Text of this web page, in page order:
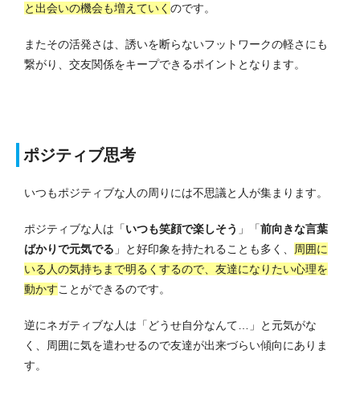
と出会いの機会も増えていく のです。
またその活発さは、誘いを断らないフットワークの軽さにも
繋がり、交友関係をキープできるポイントとなります。
ポジティブ思考
いつもポジティブな人の周りには不思議と人が集まります。
ポジティブな人は「いつも笑顔で楽しそう 」「前向きな言葉
ばかりで元気でる 」と好印象を持たれることも多く、
周囲に
いる人の気持ちまで明るくするので、友達になりたい心理を
動かすことができるのです。
逆にネガティブな人は「どうせ自分なんて…」と元気がな
く、周囲に気を遣わせるので友達が出来づらい傾向にありま
す。